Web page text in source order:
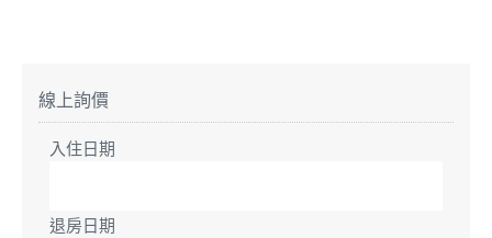
線上詢價
入住日期
退房日期